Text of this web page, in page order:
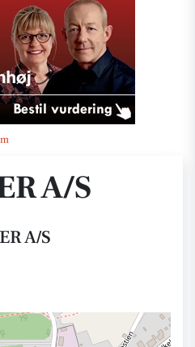
A/S
A/S